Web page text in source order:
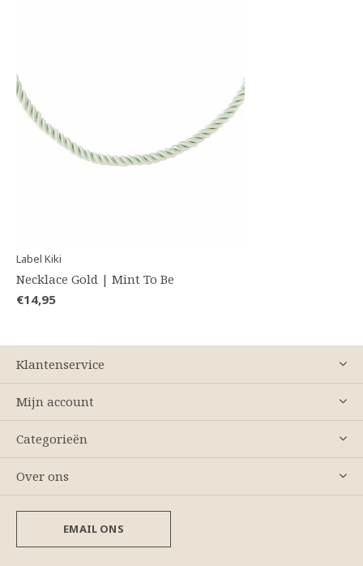
Label Kiki
Necklace Gold | Mint To Be
€14,95
Klantenservice
Mijn account
Categorieën
Over ons
EMAIL ONS